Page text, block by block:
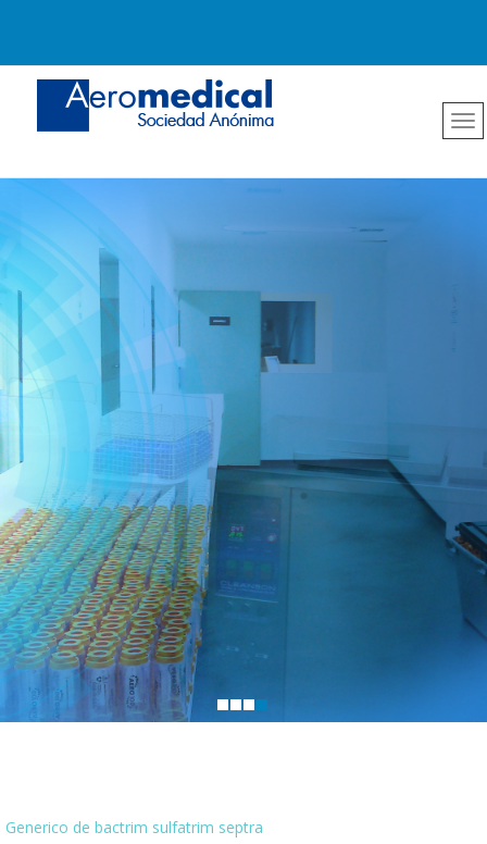
Generico de bactrim sulfatrim septra